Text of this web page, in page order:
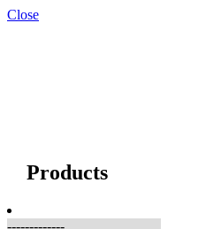
Close
Products
-------------